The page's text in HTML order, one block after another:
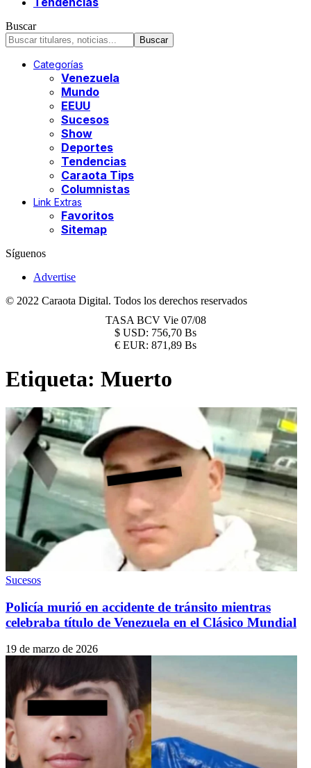
Buscar
Categorías
Venezuela
Mundo
EEUU
Sucesos
Show
Deportes
Tendencias
Caraota Tips
Columnistas
Link Extras
Favoritos
Sitemap
Síguenos
Advertise
© 2022 Caraota Digital. Todos los derechos reservados
TASA BCV Vie 07/08
$ USD: 756,70 Bs
€ EUR: 871,89 Bs
Etiqueta: Muerto
Sucesos
Policía murió en accidente de tránsito mientras
celebraba título de Venezuela en el Clásico Mundial
19 de marzo de 2026